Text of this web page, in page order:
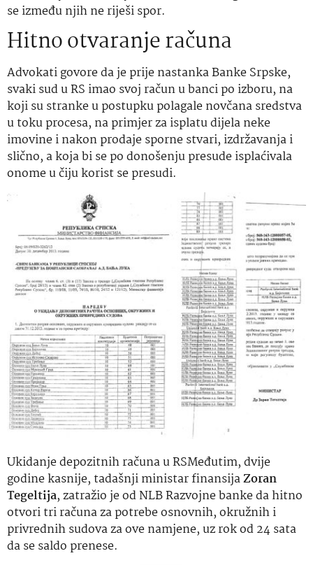
se između njih ne riješi spor.
Hitno otvaranje računa
Advokati govore da je prije nastanka Banke Srpske,
svaki sud u RS imao svoj račun u banci po izboru, na
koji su stranke u postupku polagale novčana sredstva
u toku procesa, na primjer za isplatu dijela neke
imovine i nakon prodaje sporne stvari, izdržavanja i
slično, a koja bi se po donošenju presude isplaćivala
onome u čiju korist se presudi.
Ukidanje depozitnih računa u RSMeđutim, dvije
godine kasnije, tadašnji ministar finansijaZoran
Tegeltija, zatražio je od NLB Razvojne banke da hitno
otvori tri računa za potrebe osnovnih, okružnih i
privrednih sudova za ove namjene, uz rok od 24 sata
da se saldo prenese.